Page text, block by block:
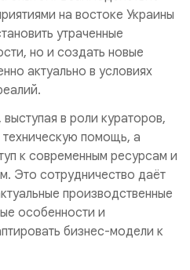
на востоке Украины
утраченные
но и создать новые
актуально в условиях
в роли кураторов,
помощь, а
к современным ресурсам и
Это сотрудничество даёт
производственные
особенности и
бизнес-модели к